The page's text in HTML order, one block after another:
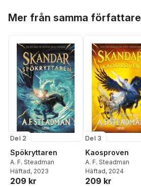
Mer från samma författare
Del 2
Spökryttaren
A. F. Steadman
Häftad, 2023
209 kr
Del 3
Kaosproven
A. F. Steadman
Häftad, 2024
209 kr